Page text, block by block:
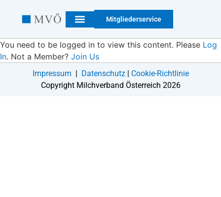
Mitgliederservice
You need to be logged in to view this content. Please Log
In. Not a Member? Join Us
Impressum | Datenschutz| Cookie-Richtlinie
Copyright Milchverband Österreich 2026